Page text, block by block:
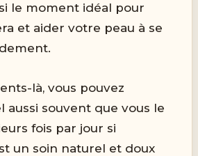
le moment idéal pour
et aider votre peau à se
là, vous pouvez
aussi souvent que vous le
fois par jour si
un soin naturel et doux